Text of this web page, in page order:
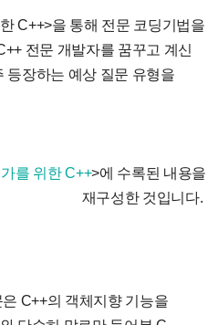
C++>을 통해 전문 코딩기법을
전문 개발자를 꿈꾸고 계신
등장하는 예상 질문 유형을
를 위한 C++>에 수록된 내용을
재구성한 것입니다.
C++의 객체지향 기능을